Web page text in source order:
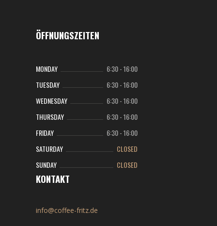
ÖFFNUNGSZEITEN
MONDAY 6:30-16:00
TUESDAY
6:30-16:00
WEDNESDAY
6:30-16:00
THURSDAY
6:30-16:00
FRIDAY
6:30-16:00
SATURDAY
CLOSED
SUNDAY
CLOSED
KONTAKT
info@coffee-fritz.de